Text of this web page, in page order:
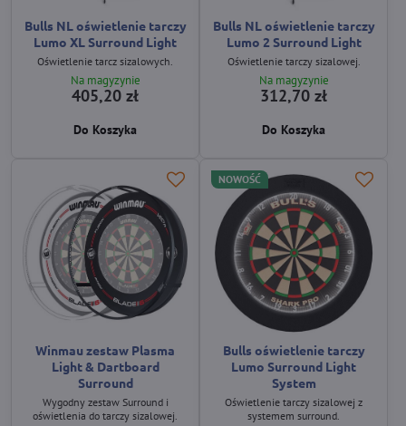
Bulls NL oświetlenie tarczy
Lumo XL Surround Light
Oświetlenie tarcz sizalowych.
Na magyzynie
405,20 zł
Do Koszyka
Bulls NL oświetlenie tarczy
Lumo 2 Surround Light
Oświetlenie tarczy sizalowej.
Na magyzynie
312,70 zł
Do Koszyka
Winmau zestaw Plasma
Light & Dartboard
Surround
Wygodny zestaw Surround i
oświetlenia do tarczy sizalowej.
NOWOŚĆ
Bulls oświetlenie tarczy
Lumo Surround Light
System
Oświetlenie tarczy sizalowej z
systemem surround.